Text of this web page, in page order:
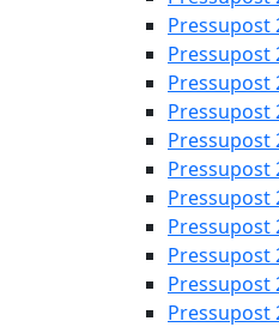
Pressupost
Pressupost
Pressupost
Pressupost
Pressupost
Pressupost
Pressupost
Pressupost
Pressupost
Pressupost
Pressupost